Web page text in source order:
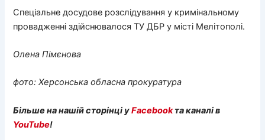
Спеціальне досудове розслідування у кримінальному
провадженні здійснювалося ТУ ДБР у місті Мелітополі.
Олена Пімєнова
фото: Херсонська обласна прокуратура
Більше на нашій сторінці уFacebookта каналі в
YouTube!